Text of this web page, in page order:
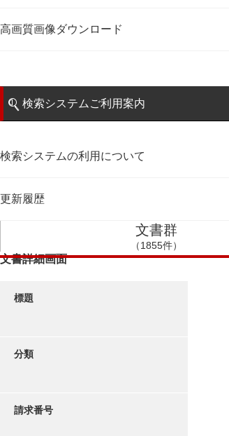
高画質画像ダウンロード
検索システムご利用案内
検索システムの利用について
更新履歴
文書群
（1855件）
文書詳細画面
標題
分類
請求番号